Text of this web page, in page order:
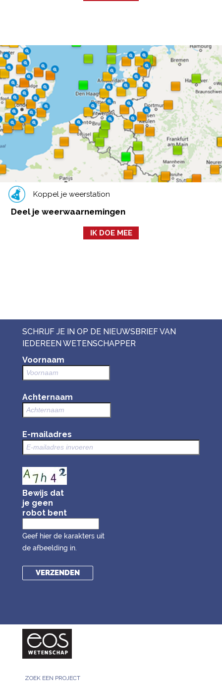
Koppel je weerstation
Deel je weerwaarnemingen
IK DOE MEE
SCHRIJF JE IN OP DE NIEUWSBRIEF VAN
IEDEREEN WETENSCHAPPER
Voornaam
Achternaam
E-mailadres
Bewijs dat
je geen
robot bent
Geef hier de karakters uit
de afbeelding in.
ZOEK EEN PROJECT